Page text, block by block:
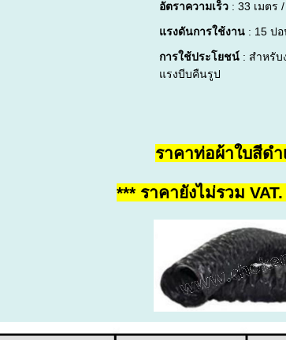
อัตราความเร็ว : 33 เมตร
แรงดันการใช้งาน : 15 ป
การใช้ประโยชน์ : สำหรับ
แรงบีบคืนรูป
ราคาท่อผ้าใบสีด
*** ราคายังไม่รวม